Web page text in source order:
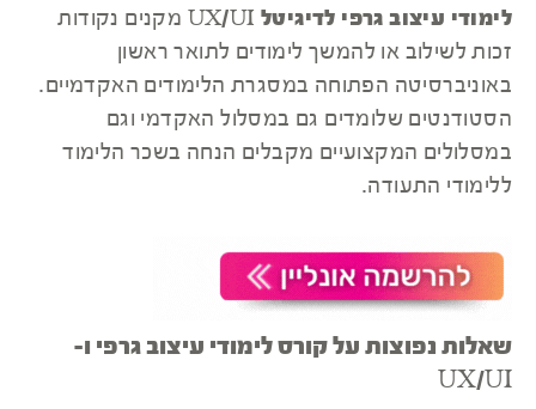
לימודי עיצוב גרפי לדיגיטל UX/UI
מקנים נקודות
זכות לשילוב או להמשך לימודים לתואר ראשון
באוניברסיטה הפתוחה במסגרת הלימודים האקדמיים.
הסטודנטים שלומדים גם במסלול האקדמי וגם
במסלולים המקצועיים מקבלים הנחה בשכר הלימוד
ללימודי התעודה.
שאלות נפוצות על קורס לימודי עיצוב גרפי ו-
UX/UI